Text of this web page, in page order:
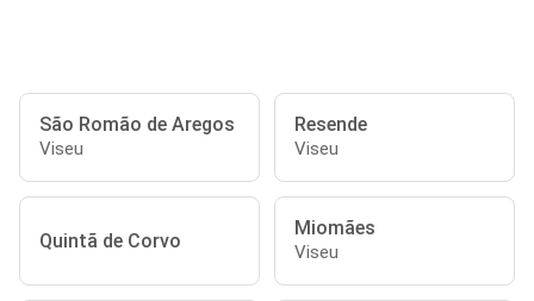
São Romão de Aregos
Viseu
Resende
Viseu
Quintã de Corvo
Miomães
Viseu